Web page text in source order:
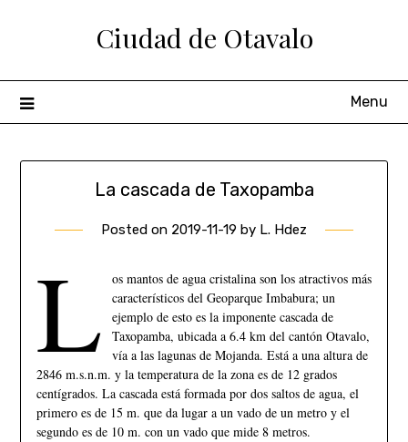
Ciudad de Otavalo
Menu
La cascada de Taxopamba
Posted on 2019-11-19 by L. Hdez
L
os mantos de agua cristalina son los atractivos más
característicos del Geoparque Imbabura; un
ejemplo de esto es la imponente cascada de
Taxopamba, ubicada a 6.4 km del cantón Otavalo,
vía a las lagunas de Mojanda. Está a una altura de
2846 m.s.n.m. y la temperatura de la zona es de 12 grados
centígrados. La cascada está formada por dos saltos de agua, el
primero es de 15 m. que da lugar a un vado de un metro y el
segundo es de 10 m. con un vado que mide 8 metros.